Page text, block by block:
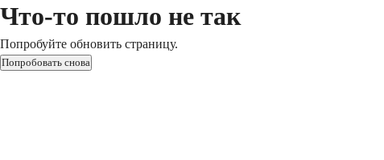
Что-то пошло не так
Попробуйте обновить страницу.
Попробовать снова